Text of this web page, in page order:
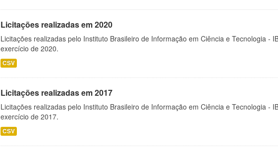
Licitações realizadas em 2020
Licitações realizadas pelo Instituto Brasileiro de Informação em Ciência e Tecnologia -
exercício de 2020.
CSV
Licitações realizadas em 2017
Licitações realizadas pelo Instituto Brasileiro de Informação em Ciência e Tecnologia -
exercício de 2017.
CSV